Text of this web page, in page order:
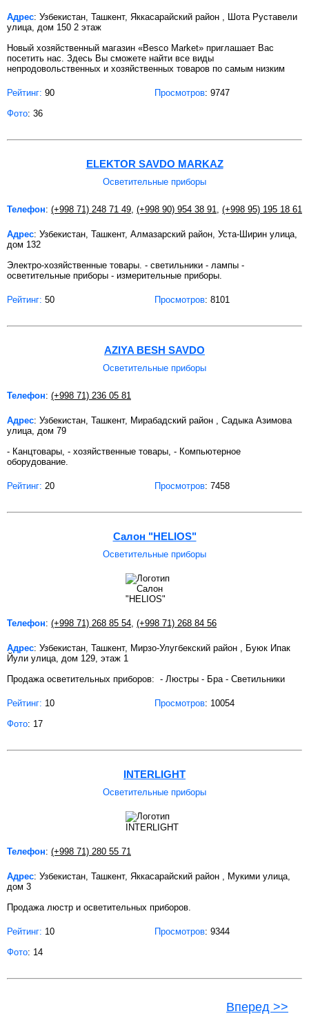
Адрес: Узбекистан, Ташкент, Яккасарайский район , Шота Руставели
улица, дом 150 2 этаж
Новый хозяйственный магазин «Besco Market» приглашает Вас
посетить нас. Здесь Вы сможете найти все виды
непродовольственных и хозяйственных товаров по самым низким
Рейтинг: 90 Просмотров: 9747
Фото: 36
ELEKTOR SAVDO MARKAZ
Осветительные приборы
Телефон: (+998 71) 248 71 49 (+998 90) 954 38 91 (+998 95) 195 18 61
Адрес: Узбекистан, Ташкент, Алмазарский район, Уста-Ширин улица,
дом 132
Электро-хозяйственные товары. - светильники - лампы -
осветительные приборы - измерительные приборы.
Рейтинг: 50 Просмотров: 8101
AZIYA BESH SAVDO
Осветительные приборы
Телефон: (+998 71) 236 05 81
Адрес: Узбекистан, Ташкент, Мирабадский район , Садыка Азимова
улица, дом 79
- Канцтовары, - хозяйственные товары, - Компьютерное
оборудование.
Рейтинг: 20 Просмотров: 7458
Салон "HELIOS"
Осветительные приборы
Телефон: (+998 71) 268 85 54 (+998 71) 268 84 56
Адрес: Узбекистан, Ташкент, Мирзо-Улугбекский район , Буюк Ипак
Йули улица, дом 129, этаж 1
Продажа осветительных приборов: - Люстры - Бра - Светильники
Рейтинг: 10 Просмотров: 10054
Фото: 17
INTERLIGHT
Осветительные приборы
Телефон: (+998 71) 280 55 71
Адрес: Узбекистан, Ташкент, Яккасарайский район , Мукими улица,
дом 3
Продажа люстр и осветительных приборов.
Рейтинг: 10 Просмотров: 9344
Фото: 14
Вперед >>